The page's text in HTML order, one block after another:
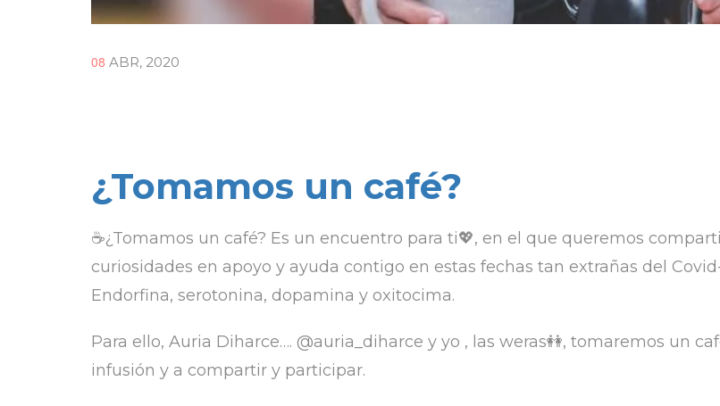
08 ABR, 2020
¿Tomamos un café?
☕¿Tomamos un café? Es un encuentro para ti💖, en el que queremos
curiosidades en apoyo y ayuda contigo en estas fechas tan extrañas del
Endorfina, serotonina, dopamina y oxitocima.
Para ello, Auria Diharce…. @auria_diharce y yo , las weras👭, tomaremos un
infusión y a compartir y participar.